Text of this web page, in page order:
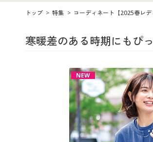
レディース通販す
レディースファッシ
イ
女
ジ
トップ 特集 コーディネート【2025春レデ
寒暖差のある時期にもぴ
NEW